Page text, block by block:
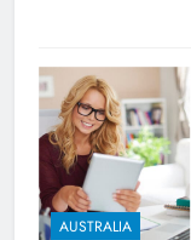
AUSTRALIA